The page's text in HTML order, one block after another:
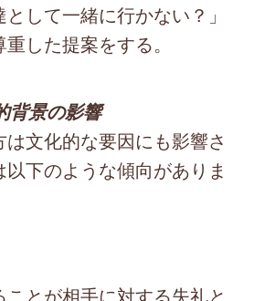
して一緒に行かない？」
した提案をする。
背景の影響
文化的な要因にも影響さ
下のような傾向がありま
とが相手に対する失礼と